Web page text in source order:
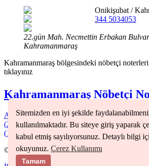
Sitemizden en iyi şekilde
kullanılmaktadır. Bu siteye giriş yaparak
kabul etmiş sayılıyorsunuz. Detaylı bilgi
okuyunuz. Çerez Kullanımı
Tamam
Onikişubat /
344 5034053
22.gün Mah. Necmettin Erbakan
Kahramanmaraş
Kahramanmaraş bölgesindeki nöbetçi
tıklayınız
Kahramanmaraş Nöbetçi
Afşin(1)Andırın( 1)Çağlayancerit(1)
(2 Göksun(2)Merkez(6 )Nurhak(1 )
(1 Türkoğlu 2
©
2026Nöbetçi Noter